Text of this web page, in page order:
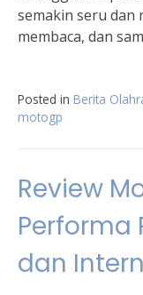
semakin seru dan
membaca, dan
Posted in Berita
motogp
Review
Performa
dan